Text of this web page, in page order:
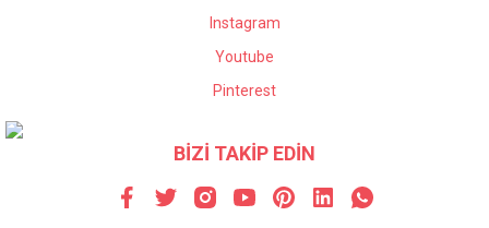
Instagram
Youtube
Pinterest
BİZİ TAKİP EDİN